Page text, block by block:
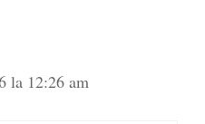
la 12:26 am